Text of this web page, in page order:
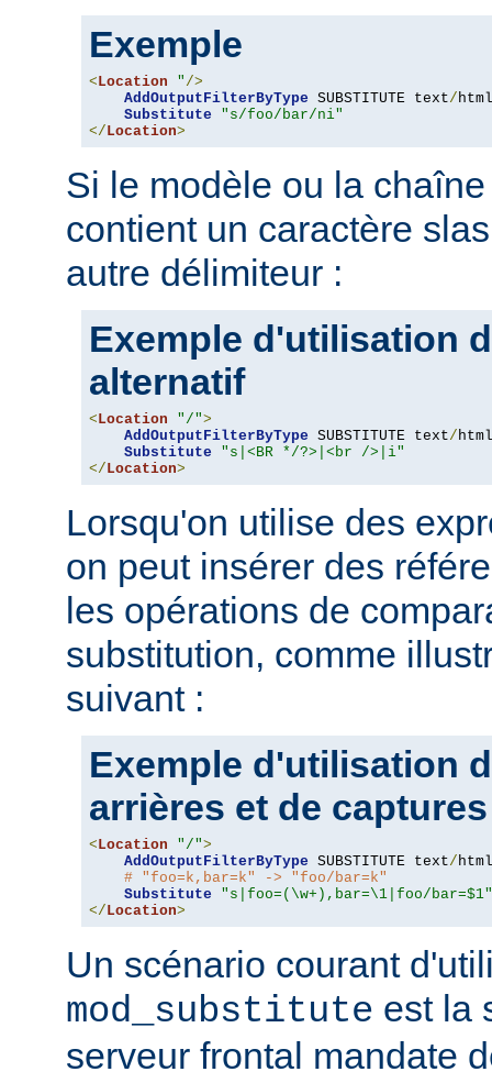
Exemple
< Location " />
AddOutputFilterByType SUBSTITUTE text/ html
Substitute
"s/foo/bar/ni"
</ Location>
Si le modèle ou la
contient un caractère
autre délimiteur :
Exemple d'utilisation
alternatif
< Location "/">
AddOutputFilterByType SUBSTITUTE text/ html
Substitute
"s|<BR */?>|<br />|i"
</ Location>
Lorsqu'on utilise des
on peut insérer des
les opérations de
substitution, comme
suivant :
Exemple d'utilisation
arrières et de captures
< Location "/">
AddOutputFilterByType SUBSTITUTE text/ html
# "foo=k,bar=k" -> "foo/bar=k"
Substitute
"s|foo=(\w+),bar=\1|foo/bar=$1"
</ Location>
Un scénario courant
mod_substitute est la
serveur frontal mandate